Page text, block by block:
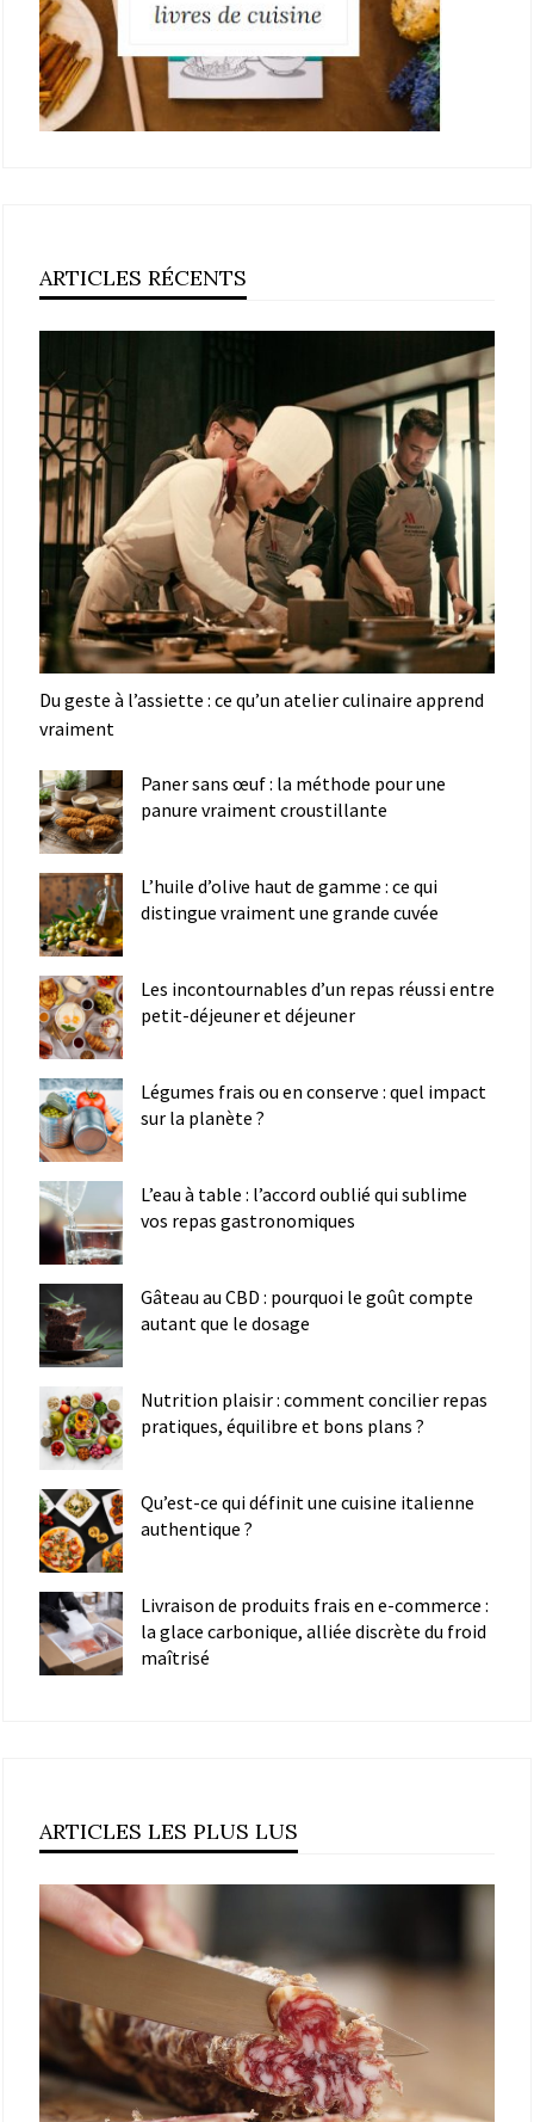
ARTICLES RÉCENTS
Du geste à l’assiette : ce qu’un atelier culinaire apprend
vraiment
Paner sans œuf : la méthode pour une
panure vraiment croustillante
L’huile d’olive haut de gamme : ce qui
distingue vraiment une grande cuvée
Les incontournables d’un repas réussi entre
petit-déjeuner et déjeuner
Légumes frais ou en conserve : quel impact
sur la planète ?
L’eau à table : l’accord oublié qui sublime
vos repas gastronomiques
Gâteau au CBD : pourquoi le goût compte
autant que le dosage
Nutrition plaisir : comment concilier repas
pratiques, équilibre et bons plans ?
Qu’est-ce qui définit une cuisine italienne
authentique ?
Livraison de produits frais en e-commerce :
la glace carbonique, alliée discrète du froid
maîtrisé
ARTICLES LES PLUS LUS